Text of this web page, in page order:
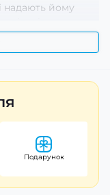
надають йому
час у
ви можете
годин,
житті.
то ділова зустріч
а стильний
Подарунок